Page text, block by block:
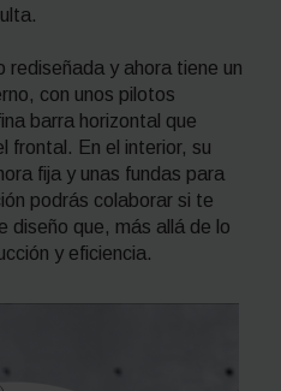
rediseñada y ahora tiene un
con unos pilotos
barra horizontal que
frontal. En el interior, su
fija y unas fundas para
podrás colaborar si te
diseño que, más allá de lo
y eficiencia.